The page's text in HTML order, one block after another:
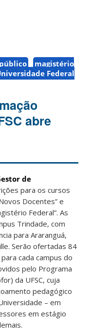
magistério
Federal
abre
de
para os cursos
Docentes” e
Federal”. As
Trindade, com
para Araranguá,
. Serão ofertadas 84
cada campus do
pelo Programa
da UFSC, cuja
pedagógico
– em
em estágio